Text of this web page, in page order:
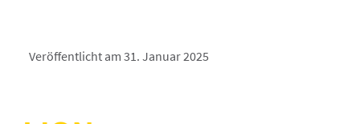
Veröffentlicht am 31. Januar 2025